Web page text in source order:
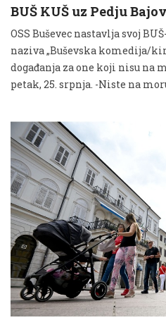
BUŠ KUŠ uz Pedju
OSS Buševec nastavlja svoj
naziva „Buševska komedija/
događanja za one koji nisu na
petak, 25. srpnja. -Niste na